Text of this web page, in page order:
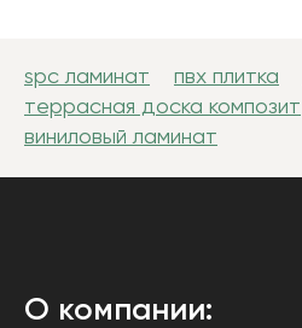
spc ламинат пвх плитка
террасная доска композит
виниловый ламинат
О компании: